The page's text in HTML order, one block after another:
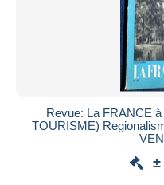
Revue: La FRANCE
TOURISME)
±